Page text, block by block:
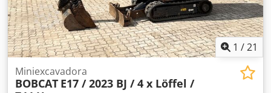
1 /21
Miniexcavadora
BOBCAT E17 / 2023 BJ / 4 x Löffel /